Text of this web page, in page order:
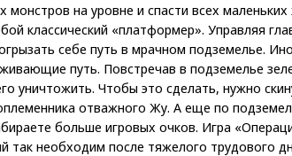
на уровне и спасти всех маленьких
классический «платформер». Управляя
себе путь в мрачном подземелье.
путь. Повстречав в подземелье
уничтожить. Чтобы это сделать, нужно
отважного Жу. А еще по
больше игровых очков. Игра
необходим после тяжелого трудового